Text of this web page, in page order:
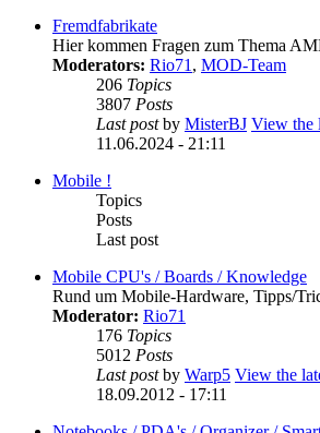
Fremdfabrikate
Hier kommen Fragen zum Thema
Moderators: Rio71, MOD-Team
206 Topics
3807 Posts
Last postby MisterBJ View the
11.06.2024 - 21:11
Mobile !
Topics
Posts
Last post
Mobile CPU's / Boards / Knowledge
Rund um Mobile-Hardware, Tipps/
Moderator: Rio71
176 Topics
5012 Posts
Last postby Warp5 View the
18.09.2012 - 17:11